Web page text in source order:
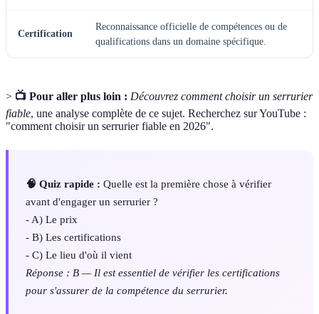
Certification
Reconnaissance officielle de compétences ou de
qualifications dans un domaine spécifique.
> 📺 Pour aller plus loin : Découvrez comment choisir un serrurier
fiable, une analyse complète de ce sujet. Recherchez sur YouTube :
"comment choisir un serrurier fiable en 2026".
🧠 Quiz rapide : Quelle est la première chose à vérifier
avant d'engager un serrurier ?
- A) Le prix
- B) Les certifications
- C) Le lieu d'où il vient
Réponse : B — Il est essentiel de vérifier les certifications
pour s'assurer de la compétence du serrurier.